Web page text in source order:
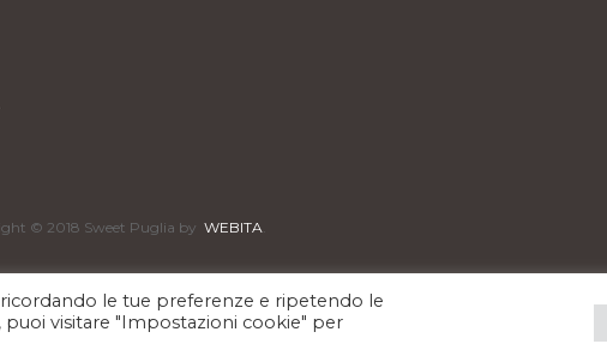
© 2018 Sweet Puglia by WEBITA.
le tue preferenze e ripetendo le
puoi visitare "Impostazioni cookie" per